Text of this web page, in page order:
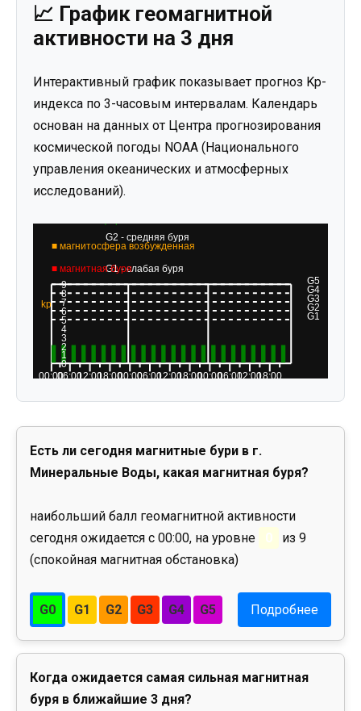
📈 График геомагнитной
активности на 3 дня
Интерактивный график показывает прогноз Kp-
индекса по 3-часовым интервалам. Календарь
основан на данных от Центра прогнозирования
космической погоды NOAA (Национального
управления океанических и атмосферных
исследований).
Есть ли сегодня магнитные бури в г.
Минеральные Воды, какая магнитная буря?
наибольший балл геомагнитной активности
сегодня ожидается с 00:00, на уровне
0
из 9
(спокойная магнитная обстановка)
G0 G1 G2 G3 G4 G5 Подробнее
Когда ожидается самая сильная магнитная
буря в ближайшие 3 дня?